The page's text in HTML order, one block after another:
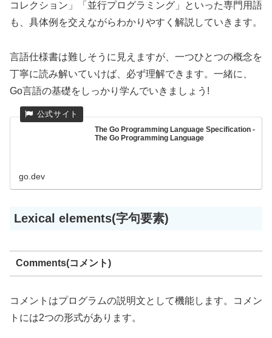
コレクション」「並行プログラミング」といった専門用語
も、具体例を交えながらわかりやすく解説していきます。
言語仕様書は難しそうに見えますが、一つひとつの概念を
丁寧に読み解いていけば、必ず理解できます。一緒に、
Go言語の基礎をしっかり学んでいきましょう!
The Go Programming Language Specification -
The Go Programming Language
go.dev
Lexical elements(字句要素)
Comments(コメント)
コメントはプログラムの説明文として機能します。コメン
トには2つの形式があります。